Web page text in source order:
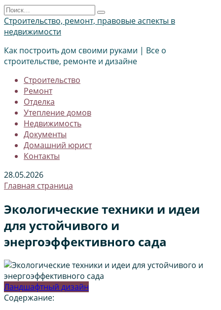
Перейти
к
содержанию
Search
for:
Строительство, ремонт, правовые аспекты в
недвижимости
Как построить дом своими руками | Все о
строительстве, ремонте и дизайне
Строительство
Ремонт
Отделка
Утепление домов
Недвижимость
Документы
Домашний юрист
Контакты
28.05.2026
Главная страница
Экологические техники и идеи
для устойчивого и
энергоэффективного сада
Ландшафтный дизайн
Содержание: